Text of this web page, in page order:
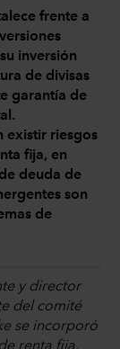
frente a
inversión
de divisas
garantía de
existir riesgos
fija, en
deuda de
son
de
y director
del comité
se incorporó